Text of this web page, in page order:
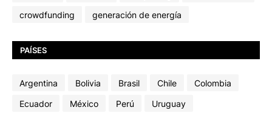
crowdfunding
generación de energía
PAÍSES
Argentina Bolivia Brasil Chile
Colombia
Ecuador
México Perú Uruguay